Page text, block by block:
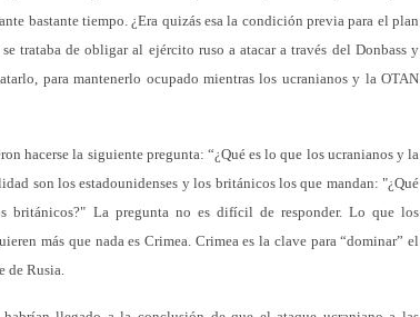
bastante tiempo. ¿Era quizás esa la condición previa para el plan
trataba de obligar al ejército ruso a atacar a través del Donbass y
para mantenerlo ocupado mientras los ucranianos y la OTAN
hacerse la siguiente pregunta: “¿Qué es lo que los ucranianos y la
son los estadounidenses y los británicos los que mandan: "¿Qué
británicos?" La pregunta no es difícil de responder. Lo que los
más que nada es Crimea. Crimea es la clave para “dominar” el
de Rusia.